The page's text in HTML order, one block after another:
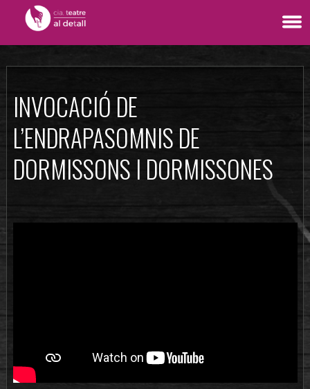
INVOCACIÓ DE
L’ENDRAPASOMNIS DE
DORMISSONS I DORMISSONES‬